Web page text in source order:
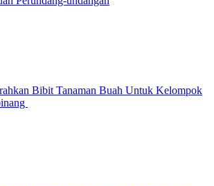
Bibit Tanaman Buah Untuk Kelompok